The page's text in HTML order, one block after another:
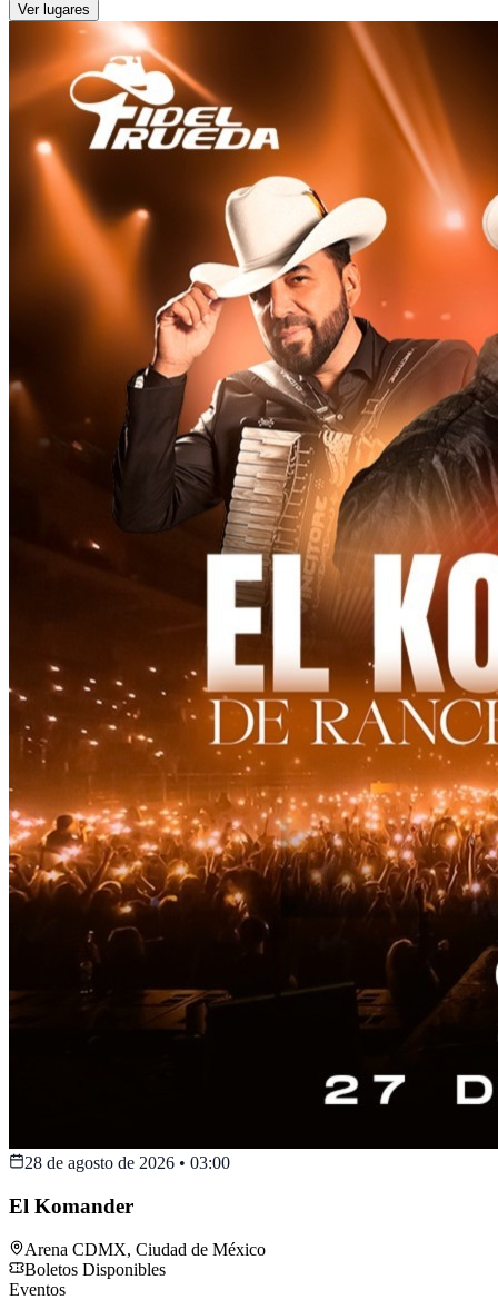
Ver lugares
28 de agosto de 2026 • 03:00
El Komander
Arena CDMX, Ciudad de México
Boletos Disponibles
Eventos